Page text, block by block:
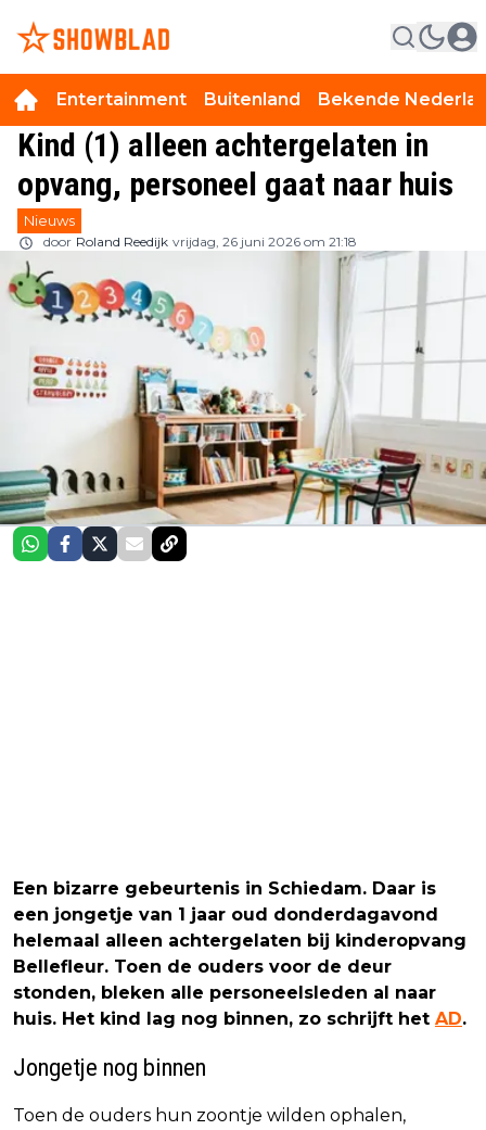
Entertainment Buitenland Bekende
Kind (1) alleen achtergelaten in
opvang, personeel gaat naar huis
Nieuws
door Roland Reedijk vrijdag, 26 juni 2026 om 21:18
Een bizarre gebeurtenis in Schiedam. Daar is
een jongetje van 1 jaar oud donderdagavond
helemaal alleen achtergelaten bij kinderopvang
Bellefleur. Toen de ouders voor de deur
stonden, bleken alle personeelsleden al naar
huis. Het kind lag nog binnen, zo schrijft het AD.
Jongetje nog binnen
Toen de ouders hun zoontje wilden ophalen,